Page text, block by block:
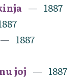
1887
1887
joj
1887